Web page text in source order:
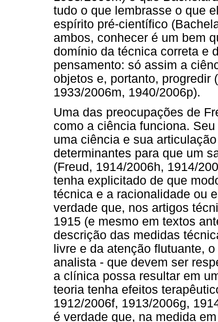
tudo o que lembrasse o que
espírito pré-científico
ambos, conhecer é um bem
domínio da técnica correta e
pensamento: só assim a
objetos e, portanto, progredir
1933/2006m, 1940/2006p).
Uma das preocupações de
como a ciência funciona.
uma ciência e sua
determinantes para que um
(Freud, 1914/2006h, 1914/
tenha explicitado de que
técnica e a racionalidade ou
verdade que, nos artigos
1915 (e mesmo em textos
descrição das medidas
livre e da atenção flutuante,
analista - que devem ser
a clínica possa resultar em
teoria tenha efeitos
1912/2006f, 1913/2006g,
é verdade que, na medida